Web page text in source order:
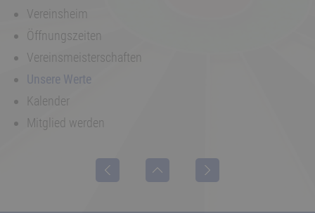
Vereinsheim
Öffnungszeiten
Vereinsmeisterschaften
Unsere Werte
Kalender
Mitglied werden